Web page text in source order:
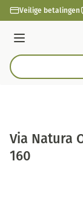
Ga naar de inhoud
Veilige betalingen
Menu
Product, merk,
Via Natura
160